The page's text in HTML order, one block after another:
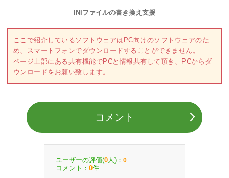
INIファイルの書き換え支援
ここで紹介しているソフトウェアはPC向けのソフトウェアのた
め、スマートフォンでダウンロードすることができません。
ページ上部にある共有機能でPCと情報共有して頂き、PCからダ
ウンロードをお願い致します。
コメント
ユーザーの評価(0 人)： 0
コメント： 0件